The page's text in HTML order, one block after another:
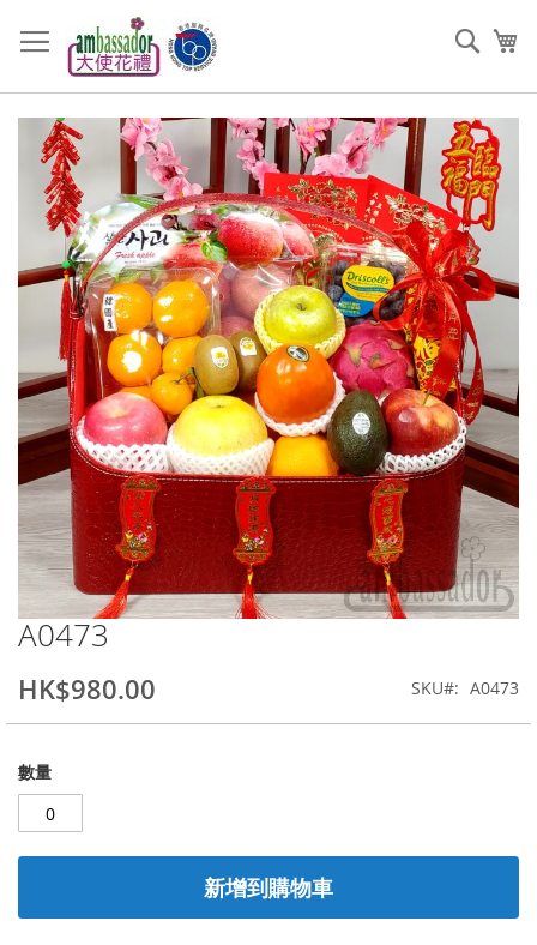
過
到
搜
索
Skip
end
images
gallery
Skip
to
the
beginning
of
images
gallery
A0473
HK$980.00 SKU A0473
數量
新增到購物車